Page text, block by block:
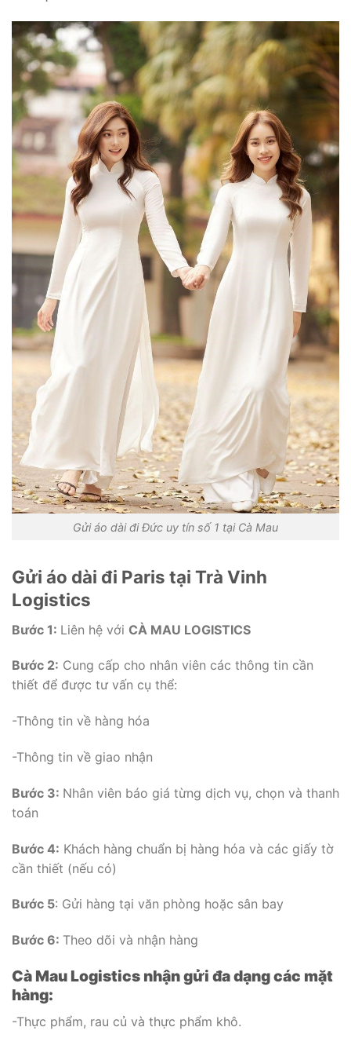
Gửi áo dài đi Đức uy tín số 1 tại Cà Mau
Gửi áo dài đi Paris tại Trà Vinh
Logistics
Bước 1: Liên hệ với CÀ MAU LOGISTICS
Bước 2: Cung cấp cho nhân viên các thông tin cần
thiết để được tư vấn cụ thể:
-Thông tin về hàng hóa
-Thông tin về giao nhận
Bước 3: Nhân viên báo giá từng dịch vụ, chọn và thanh
toán
Bước 4: Khách hàng chuẩn bị hàng hóa và các giấy tờ
cần thiết (nếu có)
Bước 5: Gửi hàng tại văn phòng hoặc sân bay
Bước 6: Theo dõi và nhận hàng
Cà Mau Logistics nhận gửi đa dạng các mặt
hàng:
-Thực phẩm, rau củ và thực phẩm khô.